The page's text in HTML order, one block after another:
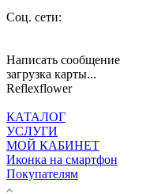
Соц. сети:
Написать сообщение
загрузка карты...
Reflexflower
КАТАЛОГ
УСЛУГИ
МОЙ КАБИНЕТ
Иконка на смартфон
Покупателям